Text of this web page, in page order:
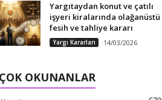
Yargıtaydan konut ve çatılı
işyeri kiralarında olağanüstü
fesih ve tahliye kararı
Yargı Kararları 14/03/2026
OKUNANLAR